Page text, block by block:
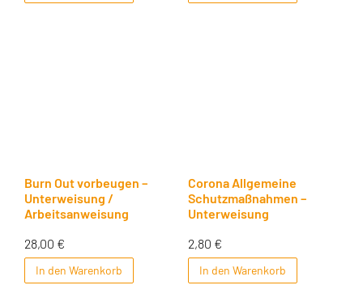
Burn Out vorbeugen –
Unterweisung /
Arbeitsanweisung
28,00 €
In den Warenkorb
Corona Allgemeine
Schutzmaßnahmen –
Unterweisung
2,80 €
In den Warenkorb